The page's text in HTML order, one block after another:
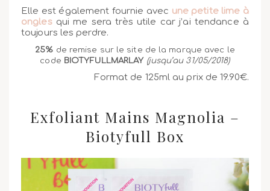
Elle est également fournie avec une petite lime à
onglesqui me sera très utile car j’ai tendance à
toujours les perdre.
25% de remise sur le site de la marque avec le
code BIOTYFULLMARLAY (jusqu’au 31/05/2018)
Format de 125ml au prix de 19.90€.
Exfoliant Mains Magnolia –
Biotyfull Box